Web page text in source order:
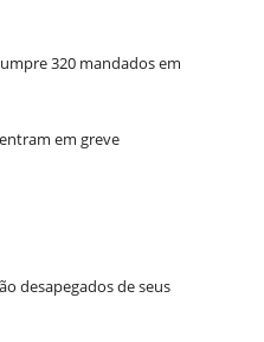
320 mandados em
em greve
desapegados de seus